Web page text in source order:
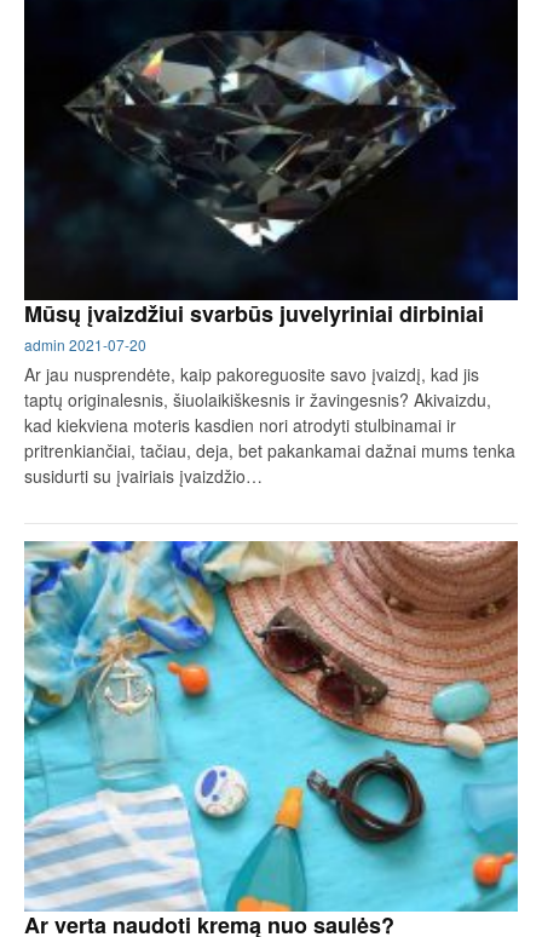
Mūsų įvaizdžiui svarbūs juvelyriniai dirbiniai
admin 2021-07-20
Ar jau nusprendėte, kaip pakoreguosite savo įvaizdį, kad jis
taptų originalesnis, šiuolaikiškesnis ir žavingesnis? Akivaizdu,
kad kiekviena moteris kasdien nori atrodyti stulbinamai ir
pritrenkiančiai, tačiau, deja, bet pakankamai dažnai mums tenka
susidurti su įvairiais įvaizdžio…
Ar verta naudoti kremą nuo saulės?